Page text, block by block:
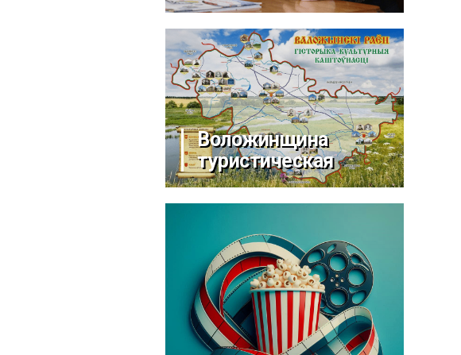
Воложинщина
туристическая